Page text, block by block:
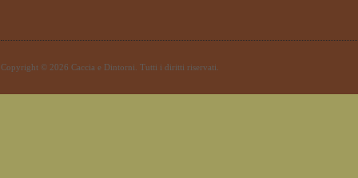
Copyright © 2026 Caccia e Dintorni. Tutti i diritti riservati.